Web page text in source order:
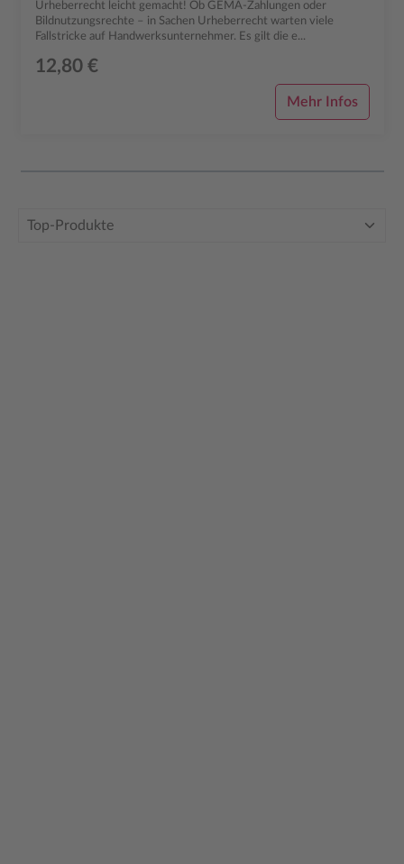
Urheberrecht leicht gemacht! Ob GEMA-Zahlungen oder
Bildnutzungsrechte – in Sachen Urheberrecht warten viele
Fallstricke auf Handwerksunternehmer. Es gilt die e...
12,80 €
Mehr Infos